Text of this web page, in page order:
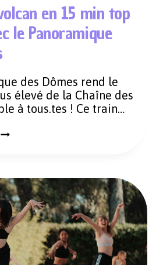
en 15 min top
le Panoramique
des Dômes rend le
élevé de la Chaîne des
à tous.tes ! Ce train…
GRAVIR